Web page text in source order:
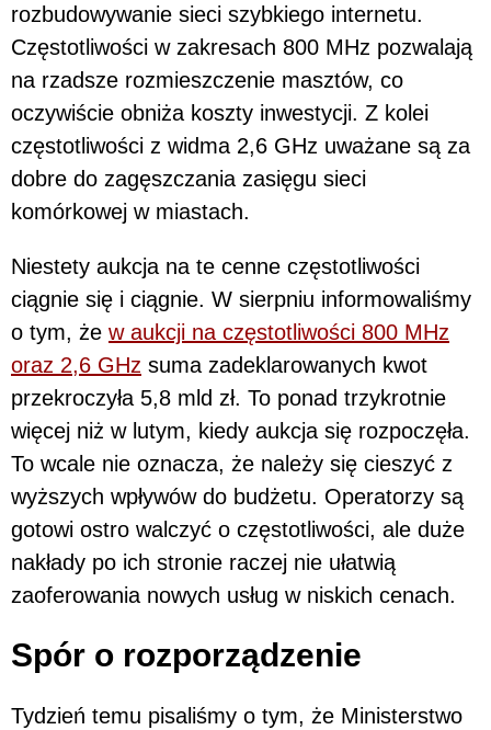
rozbudowywanie sieci szybkiego internetu.
Częstotliwości w zakresach 800 MHz pozwalają
na rzadsze rozmieszczenie masztów, co
oczywiście obniża koszty inwestycji. Z kolei
częstotliwości z widma 2,6 GHz uważane są za
dobre do zagęszczania zasięgu sieci
komórkowej w miastach.
Niestety aukcja na te cenne częstotliwości
ciągnie się i ciągnie. W sierpniu informowaliśmy
o tym, że w aukcji na częstotliwości 800 MHz
oraz 2,6 GHz suma zadeklarowanych kwot
przekroczyła 5,8 mld zł. To ponad trzykrotnie
więcej niż w lutym, kiedy aukcja się rozpoczęła.
To wcale nie oznacza, że należy się cieszyć z
wyższych wpływów do budżetu. Operatorzy są
gotowi ostro walczyć o częstotliwości, ale duże
nakłady po ich stronie raczej nie ułatwią
zaoferowania nowych usług w niskich cenach.
Spór o rozporządzenie
Tydzień temu pisaliśmy o tym, że Ministerstwo